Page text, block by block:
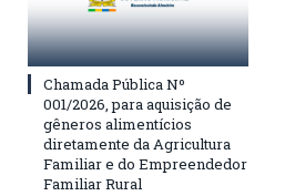
Chamada Pública Nº
001/2026, para aquisição de
gêneros alimentícios
diretamente da Agricultura
Familiar e do Empreendedor
Familiar Rural